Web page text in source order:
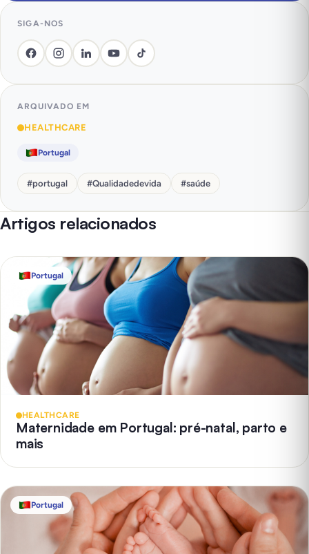
SIGA-NOS
ARQUIVADO EM
HEALTHCARE
Portugal
#portugal #Qualidadedevida #saúde
Artigos relacionados
Portugal
HEALTHCARE
Maternidade em Portugal: pré-natal, parto e
mais
Portugal